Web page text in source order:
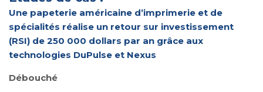
Une papeterie américaine d’imprimerie et de
spécialités réalise un retour sur investissement
(RSI) de 250 000 dollars par an grâce aux
technologies DuPulse et Nexus
Débouché